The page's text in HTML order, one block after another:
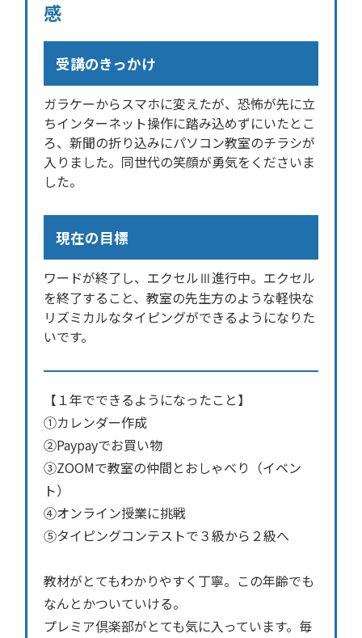
感
受講のきっかけ
ガラケーからスマホに変えたが、恐怖が先に立
ちインターネット操作に踏み込めずにいたとこ
ろ、新聞の折り込みにパソコン教室のチラシが
入りました。同世代の笑顔が勇気をくださいま
した。
現在の目標
ワードが終了し、エクセルⅢ進行中。エクセル
を終了すること、教室の先生方のような軽快な
リズミカルなタイピングができるようになりた
いです。
【１年でできるようになったこと】
①カレンダー作成
②Paypayでお買い物
③ZOOMで教室の仲間とおしゃべり（イベン
ト）
④オンライン授業に挑戦
⑤タイピングコンテストで３級から２級へ
教材がとてもわかりやすく丁寧。この年齢でも
なんとかついていける。
プレミア倶楽部がとても気に入っています。毎